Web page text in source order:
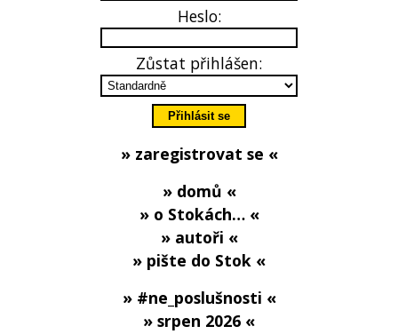
Heslo:
Zůstat přihlášen:
» zaregistrovat se «
» domů «
» o Stokách… «
» autoři «
» pište do Stok «
» #ne_poslušnosti «
» srpen 2026 «